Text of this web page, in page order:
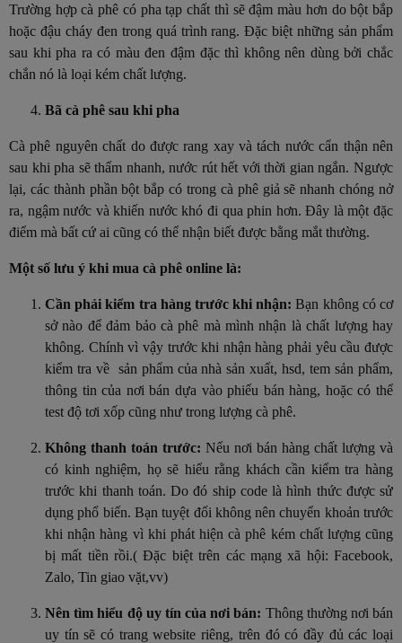
Trường hợp cà phê có pha tạp chất thì sẽ đậm màu hơn do bột bắp
hoặc đậu cháy đen trong quá trình rang. Đặc biệt những sản phẩm
sau khi pha ra có màu đen đậm đặc thì không nên dùng bởi chắc
chắn nó là loại kém chất lượng.
Bã cà phê sau khi pha
Cà phê nguyên chất do được rang xay và tách nước cẩn thận nên
sau khi pha sẽ thấm nhanh, nước rút hết với thời gian ngắn. Ngược
lại, các thành phần bột bắp có trong cà phê giả sẽ nhanh chóng nở
ra, ngậm nước và khiến nước khó đi qua phin hơn. Đây là một đặc
điểm mà bất cứ ai cũng có thể nhận biết được bằng mắt thường.
Một số lưu ý khi mua cà phê online là:
Cần phải kiểm tra hàng trước khi nhận: Bạn không có cơ
sở nào để đảm bảo cà phê mà mình nhận là chất lượng hay
không. Chính vì vậy trước khi nhận hàng phải yêu cầu được
kiểm tra về sản phẩm của nhà sản xuất, hsd, tem sản phẩm,
thông tin của nơi bán dựa vào phiếu bán hàng, hoặc có thể
test độ tơi xốp cũng như trong lượng cà phê.
Không thanh toán trước: Nếu nơi bán hàng chất lượng và
có kinh nghiệm, họ sẽ hiểu rằng khách cần kiểm tra hàng
trước khi thanh toán. Do đó ship code là hình thức được sử
dụng phổ biến. Bạn tuyệt đối không nên chuyển khoản trước
khi nhận hàng vì khi phát hiện cà phê kém chất lượng cũng
bị mất tiền rồi.( Đặc biệt trên các mạng xã hội: Facebook,
Zalo, Tin giao vặt,vv)
Nên tìm hiểu độ uy tín của nơi bán: Thông thường nơi bán
uy tín sẽ có trang website riêng, trên đó có đầy đủ các loại